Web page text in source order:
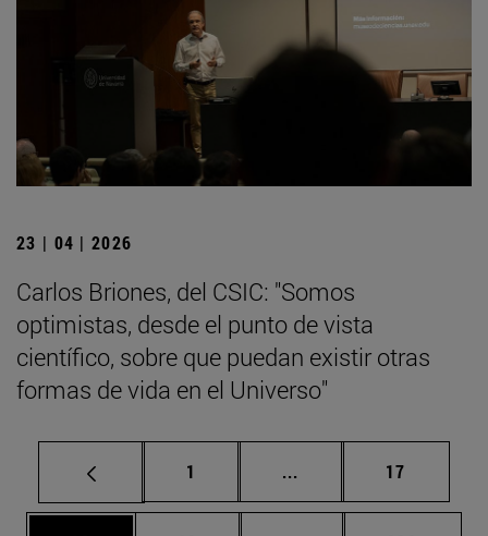
23 | 04 | 2026
Carlos Briones, del CSIC: "Somos
optimistas, desde el punto de vista
científico, sobre que puedan existir otras
formas de vida en el Universo"
Página
1 ... Páginas intermedias
Página
17